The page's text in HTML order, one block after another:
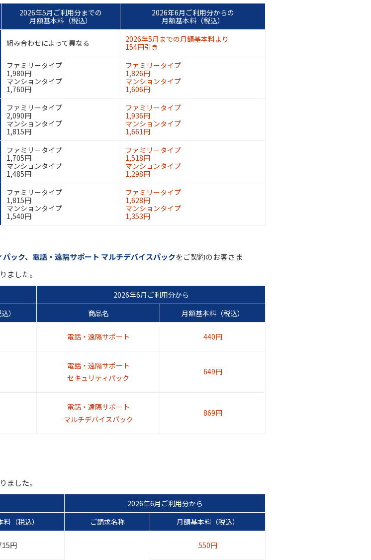
2026年5月ご利用分までの
月額基本料（税込）
2026年6月ご利用分からの
月額基本料（税込）
組み合わせによって異なる
2026年5月までの月額基本料より
154円引き
ファミリータイプ
1,980円
マンションタイプ
1,760円
ファミリータイプ
1,826円
マンションタイプ
1,606円
ファミリータイプ
2,090円
マンションタイプ
1,815円
ファミリータイプ
1,936円
マンションタイプ
1,661円
ファミリータイプ
1,705円
マンションタイプ
1,485円
ファミリータイプ
1,518円
マンションタイプ
1,298円
ファミリータイプ
1,815円
マンションタイプ
1,540円
ファミリータイプ
1,628円
マンションタイプ
1,353円
パック、 電話・遠隔サポート マルチデバイスパックをご契約のお客さま
ました。
2026年6月ご利用分から
） 商品名 月額基本料（税込）
電話・遠隔サポート 440円
電話・遠隔サポート
セキュリティパック
649円
電話・遠隔サポート
マルチデバイスパック
869円
ました。
2026年6月ご利用分から
（税込） ご請求名称 月額基本料（税込）
円 550円